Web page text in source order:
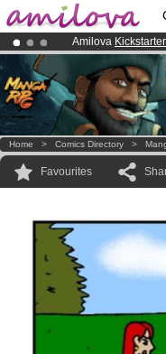
Amilova
Premium
Already 100000
Home > Comics Directory >
Favourites